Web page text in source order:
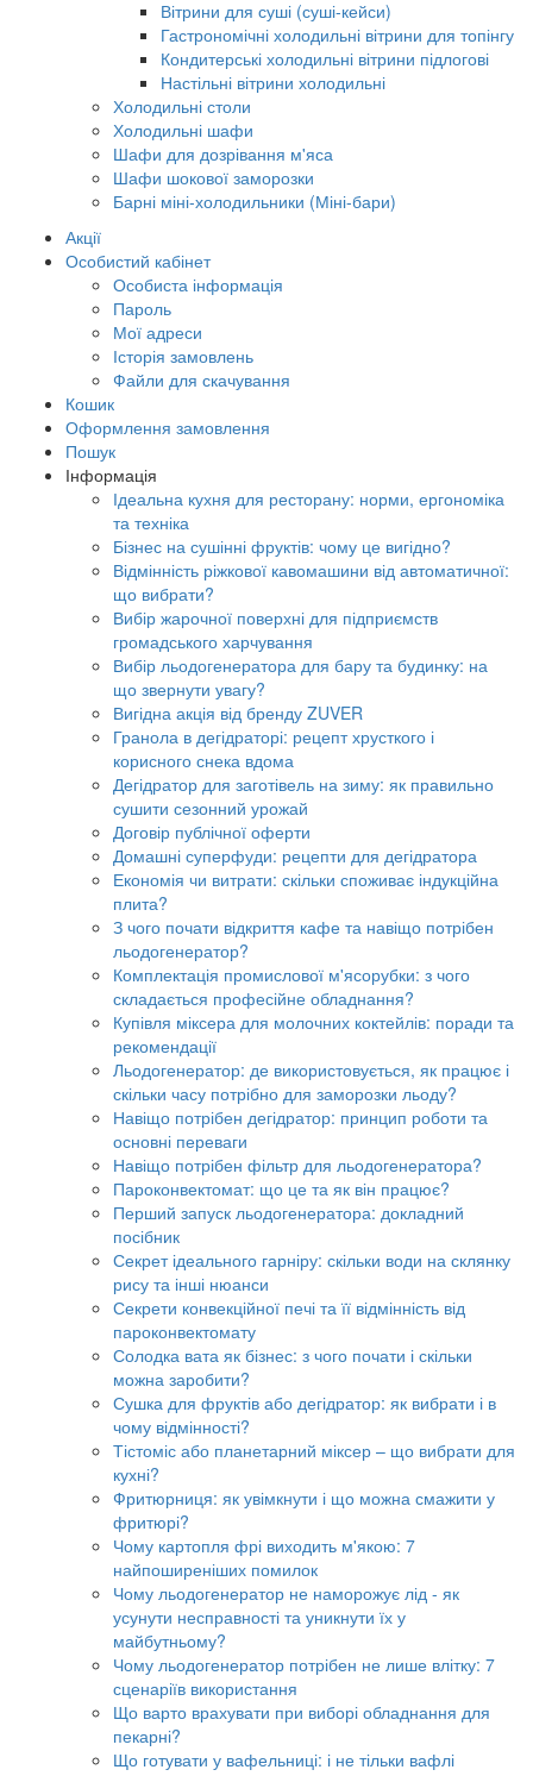
Вітрини для суші (суші-кейси)
Гастрономічні холодильні вітрини для топінгу
Кондитерські холодильні вітрини підлогові
Настільні вітрини холодильні
Холодильні столи
Холодильні шафи
Шафи для дозрівання м'яса
Шафи шокової заморозки
Барні міні-холодильники (Міні-бари)
Акції
Особистий кабінет
Особиста інформація
Пароль
Мої адреси
Історія замовлень
Файли для скачування
Кошик
Оформлення замовлення
Пошук
Інформація
Ідеальна кухня для ресторану: норми, ергономіка
та техніка
Бізнес на сушінні фруктів: чому це вигідно?
Відмінність ріжкової кавомашини від автоматичної:
що вибрати?
Вибір жарочної поверхні для підприємств
громадського харчування
Вибір льодогенератора для бару та будинку: на
що звернути увагу?
Вигідна акція від бренду ZUVER
Гранола в дегідраторі: рецепт хрусткого і
корисного снека вдома
Дегідратор для заготівель на зиму: як правильно
сушити сезонний урожай
Договір публічної оферти
Домашні суперфуди: рецепти для дегідратора
Економія чи витрати: скільки споживає індукційна
плита?
З чого почати відкриття кафе та навіщо потрібен
льодогенератор?
Комплектація промислової м'ясорубки: з чого
складається професійне обладнання?
Купівля міксера для молочних коктейлів: поради та
рекомендації
Льодогенератор: де використовується, як працює і
скільки часу потрібно для заморозки льоду?
Навіщо потрібен дегідратор: принцип роботи та
основні переваги
Навіщо потрібен фільтр для льодогенератора?
Пароконвектомат: що це та як він працює?
Перший запуск льодогенератора: докладний
посібник
Секрет ідеального гарніру: скільки води на склянку
рису та інші нюанси
Секрети конвекційної печі та її відмінність від
пароконвектомату
Солодка вата як бізнес: з чого почати і скільки
можна заробити?
Сушка для фруктів або дегідратор: як вибрати і в
чому відмінності?
Тістоміс або планетарний міксер – що вибрати для
кухні?
Фритюрниця: як увімкнути і що можна смажити у
фритюрі?
Чому картопля фрі виходить м'якою: 7
найпоширеніших помилок
Чому льодогенератор не наморожує лід - як
усунути несправності та уникнути їх у
майбутньому?
Чому льодогенератор потрібен не лише влітку: 7
сценаріїв використання
Що варто врахувати при виборі обладнання для
пекарні?
Що готувати у вафельниці: і не тільки вафлі